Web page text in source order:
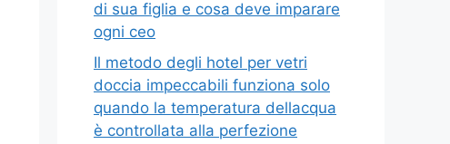
di sua figlia e cosa deve imparare
ogni ceo
Il metodo degli hotel per vetri
doccia impeccabili funziona solo
quando la temperatura dellacqua
è controllata alla perfezione